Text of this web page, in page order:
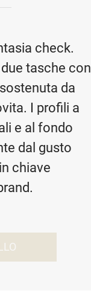
check.
tasche con
da
I profili a
e al fondo
dal gusto
chiave